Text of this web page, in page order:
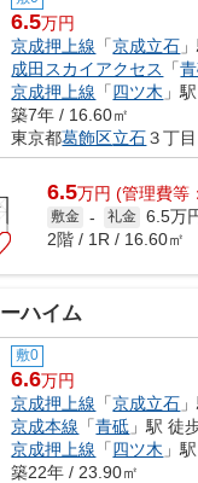
6.5万円
京成押上線 「京成立石
成田スカイアクセス
「
京成押上線 「四ツ木 」
築7年 / 16.60㎡
東京都葛飾区立石３丁目
6.5万円 (管理費等
敷金 - 礼金 6.5万
2階 / 1R / 16.60㎡
ハイム
敷0
6.6万円
京成押上線 「京成立石
京成本線 「青砥 」駅 徒
京成押上線 「四ツ木 」
築22年 / 23.90㎡